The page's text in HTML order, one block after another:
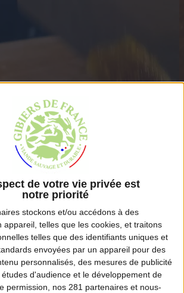
de votre vie privée est
notre priorité
stockons et/ou accédons à des
appareil, telles que les cookies, et traitons
telles que des identifiants uniques et
envoyées par un appareil pour des
personnalisés, des mesures de publicité
d'audience et le développement de
permission, nos 281 partenaires et nous-
180°C.